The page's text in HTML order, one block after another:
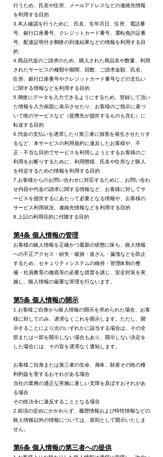
行うため、氏名や住所、メールアドレスなどの連絡先情報
を利用する目的
3.本人確認を行うために、氏名、生年月日、住所、電話番
号、銀行口座番号、クレジットカード番号、運転免許証番
号、配達証明付き郵便の到達結果などの情報を利用する目
的
4.商品代金のご請求のため、購入された商品名や数量、利用
されたサービスの種類や期間、回数、ご請求金額、氏名、
住所、銀行口座番号やクレジットカード番号などの支払い
に関する情報などを利用する目的
5.簡便にデータを入力できるようにするため、登録して頂い
た情報を入力画面に表示させたり、お客様のご指示に基づ
いて他のサービスなど（提携先が提供するものも含む）に
転送する目的
6.代金の支払いを遅滞したり第三者に損害を発生させたりす
るなど、本サービスの利用規約に違反したお客様や、不
正・不当な目的でサービスを利用しようとするお客様のご
利用をお断りするために、利用態様、氏名や住所など個人
を特定するための情報を利用する目的
7.お客様からのお問い合わせに対応するために、お問い合わ
せ内容や代金の請求に関する情報など、お客様に対してサ
ービスを提供するにあたって必要となる情報や、お客様の
サービス利用状況、連絡先情報などを利用する目的
8.上記の利用目的に付随する目的
第4条 個人情報の管理
お客様の個人情報を正確かつ最新の状態に保ち、個人情報
への不正アクセス・紛失・破損・改ざん・漏洩などを防止
するため、セキュリティシステムの維持・管理体制の整
備・社員教育の徹底等の必要な措置を講じ、安全対策を実
施し、個人情報の厳重な管理を行ないます。
第5条 個人情報の開示
1.お客様ご自身から個人情報の開示を求められた場合、お客
様に対してのみ、遅滞なくこれを開示します。ただし、開
示することにより次のいずれかに該当する場合は、その全
部または一部を開示しない場合もあり、開示しない決定を
した場合には、その旨を遅滞なく通知します。
お客様ご自身または第三者の生命、身体、財産その他の権
利利益を害するおそれがある場合
当社の業務の適正な実施に著しい支障を及ぼすおそれがあ
る場合
その他法令に違反することとなる場合
2.前項の定めにかかわらず、履歴情報および特性情報などの
個人情報以外の情報については、原則として開示いたしま
せん。
第6条 個人情報の第三者への提供